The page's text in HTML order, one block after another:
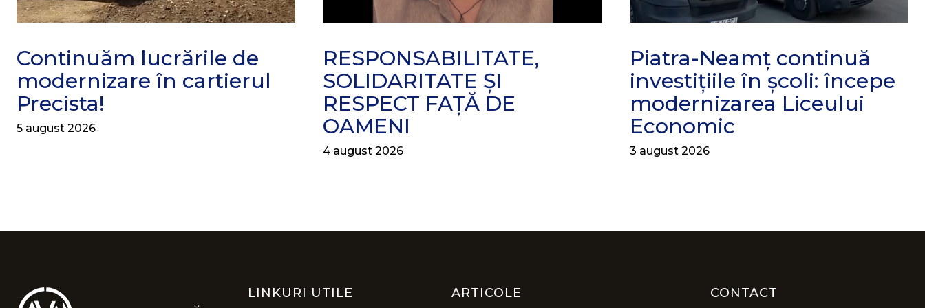
Continuăm lucrările de
modernizare în cartierul
Precista!
5 august 2026
RESPONSABILITATE,
SOLIDARITATE ȘI
RESPECT FAȚĂ DE
OAMENI
4 august 2026
Piatra-Neamț continuă
investițiile în școli: începe
modernizarea Liceului
Economic
3 august 2026
LINKURI UTILE ARTICOLE CONTACT